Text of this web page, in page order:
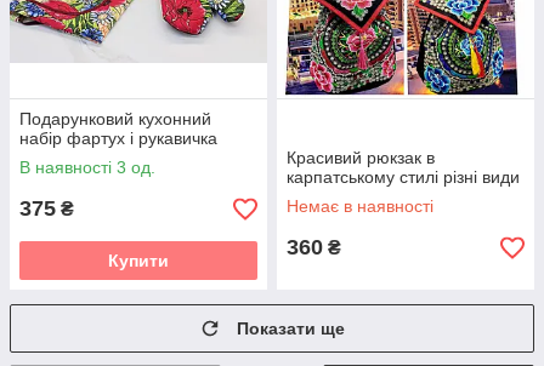
Подарунковий кухонний
набір фартух і рукавичка
В наявності 3 од.
375 ₴
Купити
Красивий рюкзак в
карпатському стилі різні види
Немає в наявності
360 ₴
Показати ще